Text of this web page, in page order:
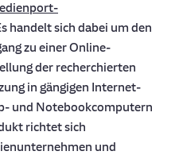
handelt sich dabei um den
zu einer Online-
der recherchierten
in gängigen Internet-
und Notebookcomputern
richtet sich
und